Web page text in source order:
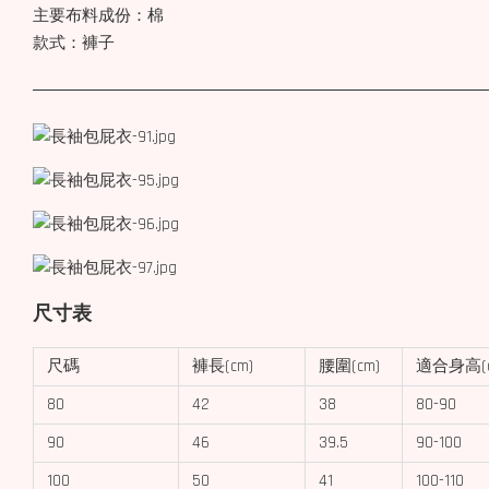
主要布料成份：棉
款式：褲子
尺寸表
尺碼 褲長(cm) 腰圍(cm)
適合身高
80
42 38
80-90
90
46 39.5
90-100
100
50 41 100-110